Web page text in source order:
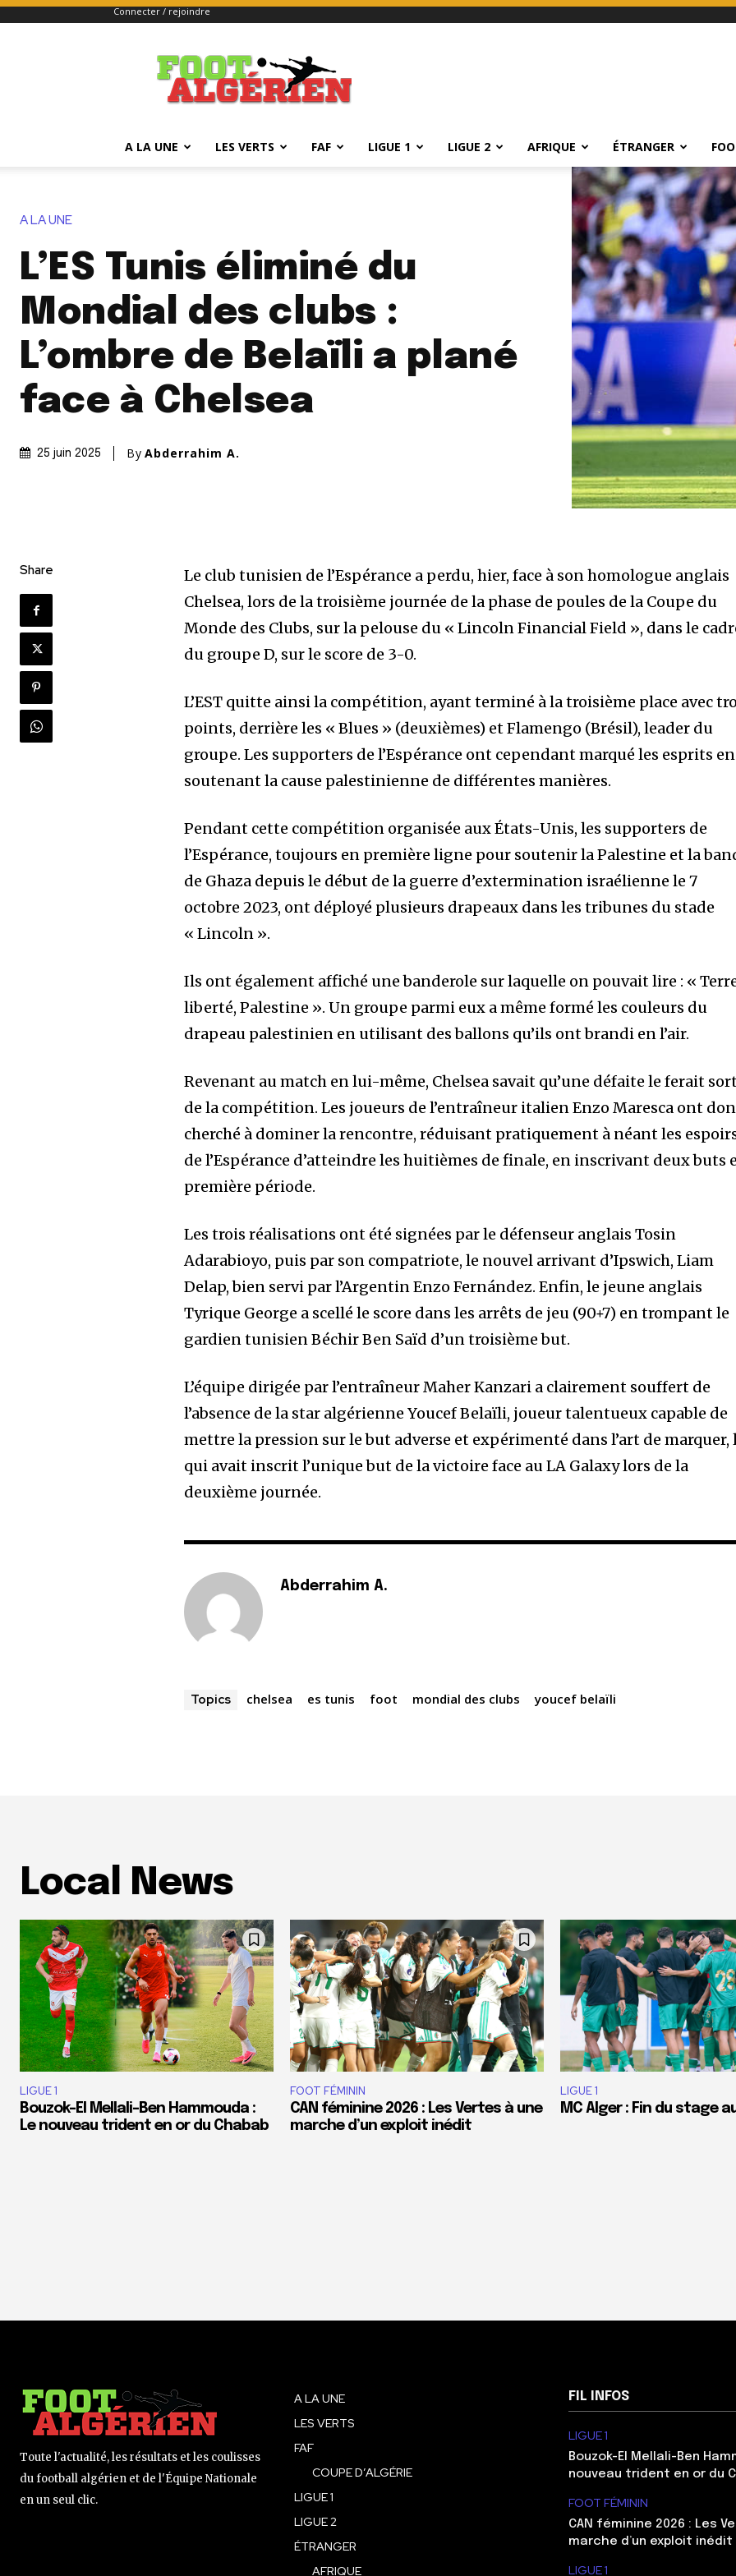
Connecter / rejoindre
FOOTALGERIEN
A LA UNE LES VERTS FAF LIGUE 1 LIGUE 2 AFRIQUE ÉTRANGER
A LA UNE
L’ES Tunis éliminé du
Mondial des clubs :
L’ombre de Belaïli a plané
face à Chelsea
25 juin 2025 By Abderrahim A.
Share
Le club tunisien de l’Espérance a perdu, hier, face à son homologue anglais
Chelsea, lors de la troisième journée de la phase de poules de la Coupe du
Monde des Clubs, sur la pelouse du « Lincoln Financial Field », dans le
du groupe D, sur le score de 3-0.
L’EST quitte ainsi la compétition, ayant terminé à la troisième place avec
points, derrière les « Blues » (deuxièmes) et Flamengo (Brésil), leader du
groupe. Les supporters de l’Espérance ont cependant marqué les esprits en
soutenant la cause palestinienne de différentes manières.
Pendant cette compétition organisée aux États-Unis, les supporters de
l’Espérance, toujours en première ligne pour soutenir la Palestine et la
de Ghaza depuis le début de la guerre d’extermination israélienne le 7
octobre 2023, ont déployé plusieurs drapeaux dans les tribunes du stade
« Lincoln ».
Ils ont également affiché une banderole sur laquelle on pouvait lire : «
liberté, Palestine ». Un groupe parmi eux a même formé les couleurs du
drapeau palestinien en utilisant des ballons qu’ils ont brandi en l’air.
Revenant au match en lui-même, Chelsea savait qu’une défaite le ferait
de la compétition. Les joueurs de l’entraîneur italien Enzo Maresca ont
cherché à dominer la rencontre, réduisant pratiquement à néant les
de l’Espérance d’atteindre les huitièmes de finale, en inscrivant deux buts
première période.
Les trois réalisations ont été signées par le défenseur anglais Tosin
Adarabioyo, puis par son compatriote, le nouvel arrivant d’Ipswich, Liam
Delap, bien servi par l’Argentin Enzo Fernández. Enfin, le jeune anglais
Tyrique George a scellé le score dans les arrêts de jeu (90+7) en trompant le
gardien tunisien Béchir Ben Saïd d’un troisième but.
L’équipe dirigée par l’entraîneur Maher Kanzari a clairement souffert de
l’absence de la star algérienne Youcef Belaïli, joueur talentueux capable de
mettre la pression sur le but adverse et expérimenté dans l’art de marquer,
qui avait inscrit l’unique but de la victoire face au LA Galaxy lors de la
deuxième journée.
Abderrahim A.
Topics chelsea es tunis foot mondial des clubs youcef belaïli
Local News
LIGUE 1
Bouzok-El Mellali-Ben Hammouda :
Le nouveau trident en or du Chabab
FOOT FÉMININ
CAN féminine 2026 : Les Vertes à une
marche d’un exploit inédit
LIGUE 1
MC Alger : Fin du stage
Toute l'actualité, les résultats et les coulisses
du football algérien et de l'Équipe Nationale
en un seul clic.
A LA UNE
LES VERTS
FAF
COUPE D’ALGÉRIE
LIGUE 1
LIGUE 2
ÉTRANGER
AFRIQUE
FIL INFOS
LIGUE 1
Bouzok-El Mellali-Ben
nouveau trident en or du
FOOT FÉMININ
CAN féminine 2026 : Les
marche d’un exploit inédit
LIGUE 1